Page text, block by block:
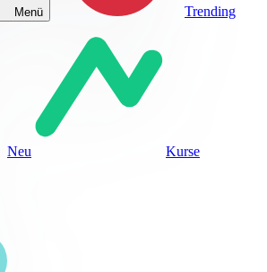
Menü Trending
Neu Kurse